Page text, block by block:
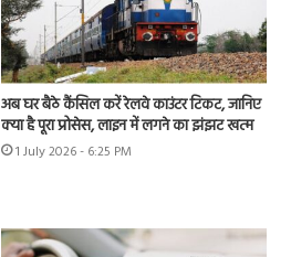
अब घर बैठे कैंसिल करें रेलवे काउंटर टिकट, जानिए
क्या है पूरा प्रोसेस, लाइन में लगने का झंझट खत्म
1 July 2026 - 6:25 PM